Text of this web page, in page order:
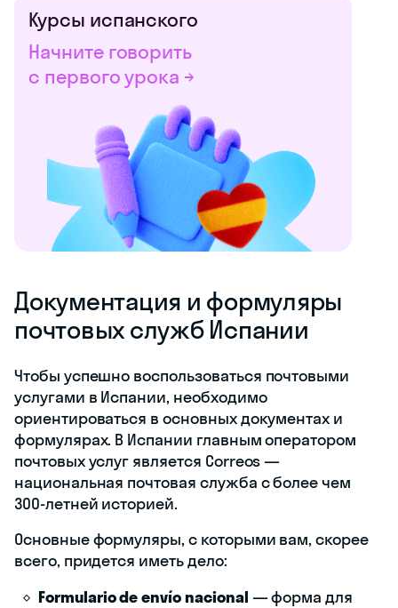
Курсы испанского
Начните говорить
с первого урока →
Документация и формуляры
почтовых служб Испании
Чтобы успешно воспользоваться почтовыми
услугами в Испании, необходимо
ориентироваться в основных документах и
формулярах. В Испании главным оператором
почтовых услуг является Correos —
национальная почтовая служба с более чем
300-летней историей.
Основные формуляры, с которыми вам, скорее
всего, придется иметь дело:
Formulario de envío nacional — форма для